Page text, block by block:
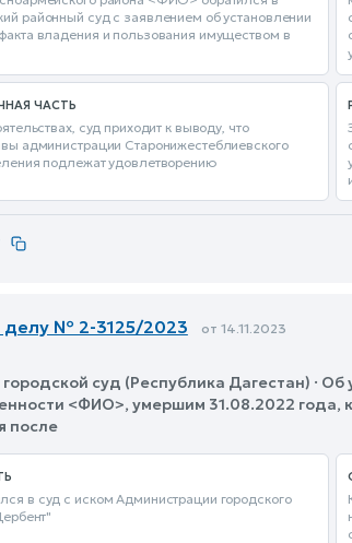
районный суд с заявлением об установлении
владения и пользования имуществом в
ЧАСТЬ
суд приходит к выводу, что
администрации Старонижестеблиевского
подлежат удовлетворению
№ 2-3125/2023 от 14.11.2023
суд (Республика Дагестан) ·
<ФИО>, умершим 31.08.2022
после
в суд с иском Администрации городского